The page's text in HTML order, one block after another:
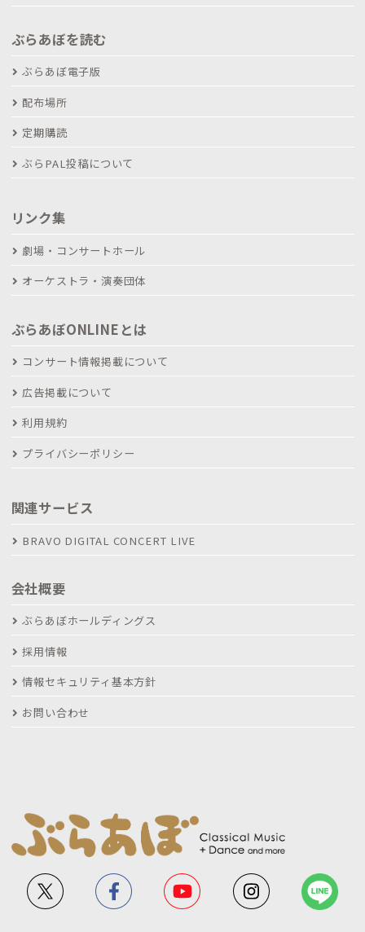
ぶらあぼを読む
ぶらあぼ電子版
配布場所
定期購読
ぶらPAL投稿について
リンク集
劇場・コンサートホール
オーケストラ・演奏団体
ぶらあぼONLINEとは
コンサート情報掲載について
広告掲載について
利用規約
プライバシーポリシー
関連サービス
BRAVO DIGITAL CONCERT LIVE
会社概要
ぶらあぼホールディングス
採用情報
情報セキュリティ基本方針
お問い合わせ